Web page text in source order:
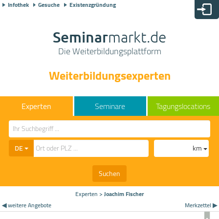
Infothek Gesuche Existenzgründung
Seminarmarkt.de
Die Weiterbildungsplattform
Weiterbildungsexperten
Seminare Tagungslocations
DE
km
Suchen
Experten >Joachim Fischer
◀ weitere Angebote
Merkzettel ▶